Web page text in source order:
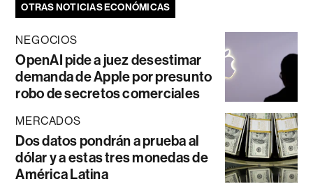
OTRAS NOTICIAS ECONÓMICAS
NEGOCIOS
OpenAI pide a juez desestimar
demanda de Apple por presunto
robo de secretos comerciales
MERCADOS
Dos datos pondrán a prueba al
dólar y a estas tres monedas de
América Latina